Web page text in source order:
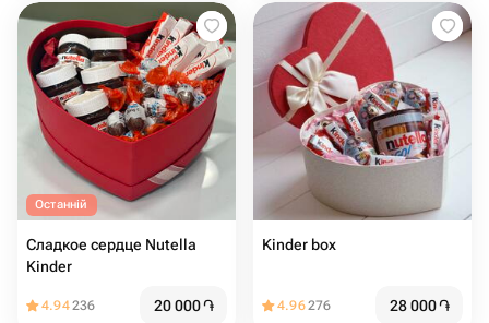
Останній
Сладкое сердце Nutella
Kinder
4.94236 20 000֏
Kinder box
4.96276 28 000֏